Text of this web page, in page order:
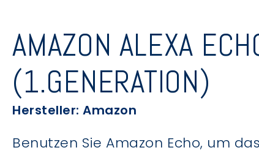
AMAZON ALEXA
(1.GENERATION)
Hersteller: Amazon
Benutzen Sie Amazon Echo, um